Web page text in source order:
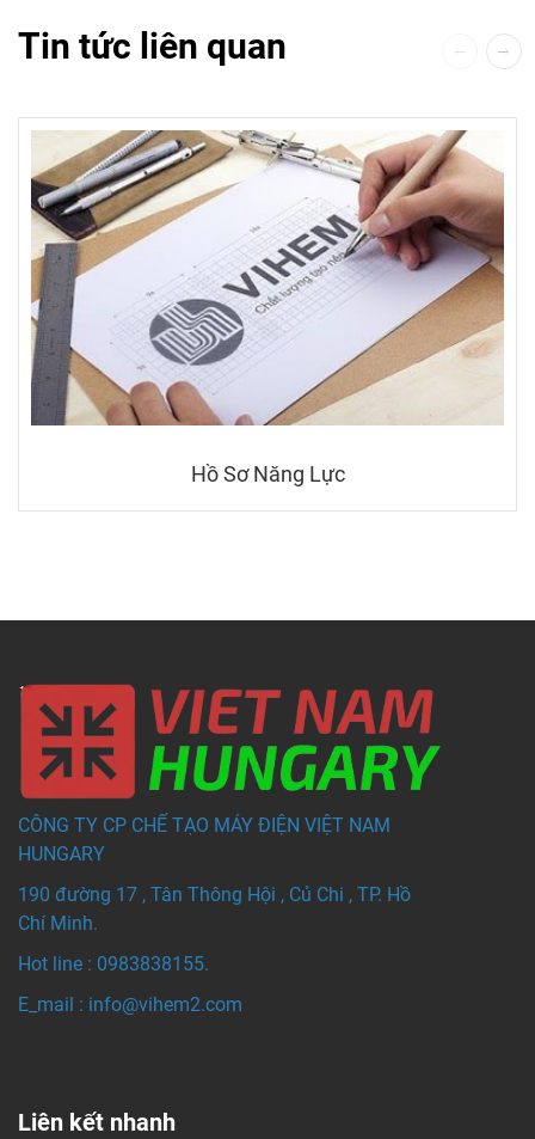
Tin tức liên quan
Hồ Sơ Năng Lực
CÔNG TY CP CHẾ TẠO MÁY ĐIỆN VIỆT NAM
HUNGARY
190 đường 17 , Tân Thông Hội , Củ Chi , TP. Hồ
Chí Minh.
Hot line : 0983838155.
E_mail : info@vihem2.com
Liên kết nhanh